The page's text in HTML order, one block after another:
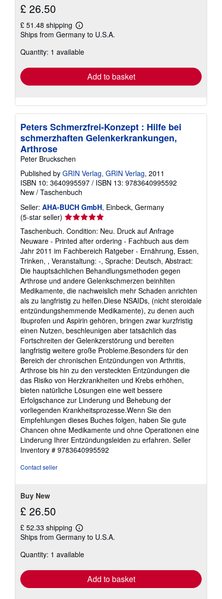
£ 26.50
£ 51.48 shipping
Learn
more
shipping
Ships from Germany to U.S.A.
Quantity: 1 available
Add to basket
Peters Schmerzfrei-Konzept : Hilfe bei
schmerzhaften Gelenkerkrankungen,
Arthrose
Peter Bruckschen
Published by GRIN Verlag, GRIN Verlag, 2011
ISBN 10: 3640995597 / ISBN 13: 9783640995592
New / Taschenbuch
Seller: AHA-BUCH GmbH, Einbeck, Germany
(5-star seller) Seller
rating
5
out
of
5
stars
Taschenbuch. Condition: Neu. Druck auf Anfrage
Neuware - Printed after ordering - Fachbuch aus dem
Jahr 2011 im Fachbereich Ratgeber - Ernährung, Essen,
Trinken, , Veranstaltung: -, Sprache: Deutsch, Abstract:
Die hauptsächlichen Behandlungsmethoden gegen
Arthrose und andere Gelenkschmerzen beinhlten
Medikamente, die nachweislich mehr Schaden anrichten
als zu langfristig zu helfen.Diese NSAIDs, (nicht steroidale
entzündungshemmende Medikamente), zu denen auch
Ibuprofen und Aspirin gehören, bringen zwar kurzfristig
einen Nutzen, beschleunigen aber tatsächlich das
Fortschreiten der Gelenkzerstörung und bereiten
langfristig weitere große Probleme.Besonders für den
Bereich der chronischen Entzündungen von Arthritis,
Arthrose bis hin zu den versteckten Entzündungen die
das Risiko von Herzkrankheiten und Krebs erhöhen,
bieten natürliche Lösungen eine weit bessere
Erfolgschance zur Linderung und Behebung der
vorliegenden Krankheitsprozesse.Wenn Sie den
Empfehlungen dieses Buches folgen, haben Sie gute
Chancen ohne Medikamente und ohne Operationen eine
Linderung Ihrer Entzündungsleiden zu erfahren. Seller
Inventory # 9783640995592
Contact seller
Buy New
£ 26.50
£ 52.33 shipping
Learn
more
shipping
Ships from Germany to U.S.A.
Quantity: 1 available
Add to basket